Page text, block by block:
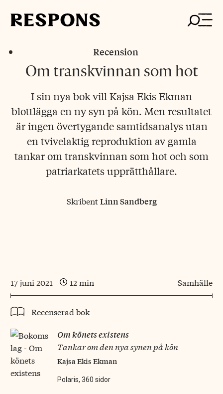
Recension
Om transkvinnan som hot
I sin nya bok vill Kajsa Ekis Ekman
blottlägga en ny syn på kön. Men resultatet
är ingen övertygande samtidsanalys utan
en tvivelaktig reproduktion av gamla
tankar om transkvinnan som hot och som
patriarkatets upprätthållare.
SkribentLinn Sandberg
17 juni 2021 12 min Samhälle
Recenserad bok
Om könets existens
Tankar om den nya synen på kön
Kajsa Ekis Ekman
Polaris, 360 sidor